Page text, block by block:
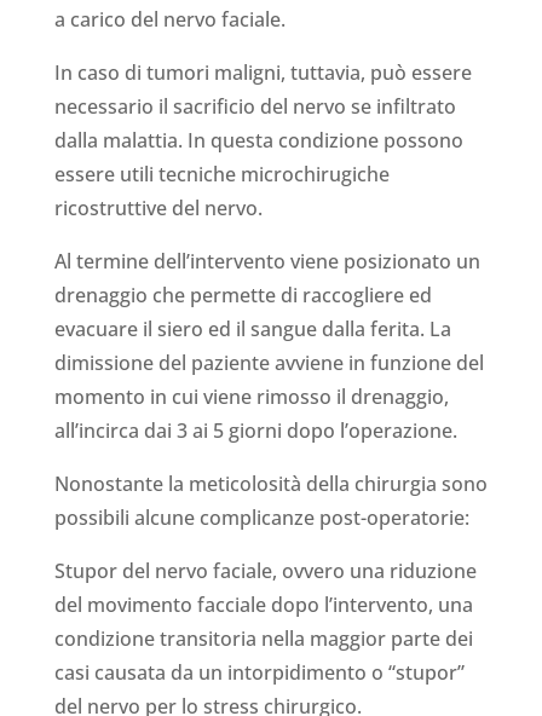
a carico del nervo faciale.
In caso di tumori maligni, tuttavia, può essere
necessario il sacrificio del nervo se infiltrato
dalla malattia. In questa condizione possono
essere utili tecniche microchirugiche
ricostruttive del nervo.
Al termine dell’intervento viene posizionato un
drenaggio che permette di raccogliere ed
evacuare il siero ed il sangue dalla ferita. La
dimissione del paziente avviene in funzione del
momento in cui viene rimosso il drenaggio,
all’incirca dai 3 ai 5 giorni dopo l’operazione.
Nonostante la meticolosità della chirurgia sono
possibili alcune complicanze post-operatorie:
Stupor del nervo faciale, ovvero una riduzione
del movimento facciale dopo l’intervento, una
condizione transitoria nella maggior parte dei
casi causata da un intorpidimento o “stupor”
del nervo per lo stress chirurgico.